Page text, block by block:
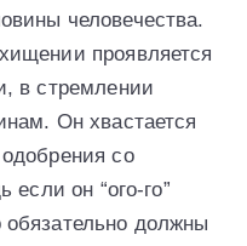
человечества.
проявляется
в стремлении
Он хвастается
со
если он “ого-го”
должны